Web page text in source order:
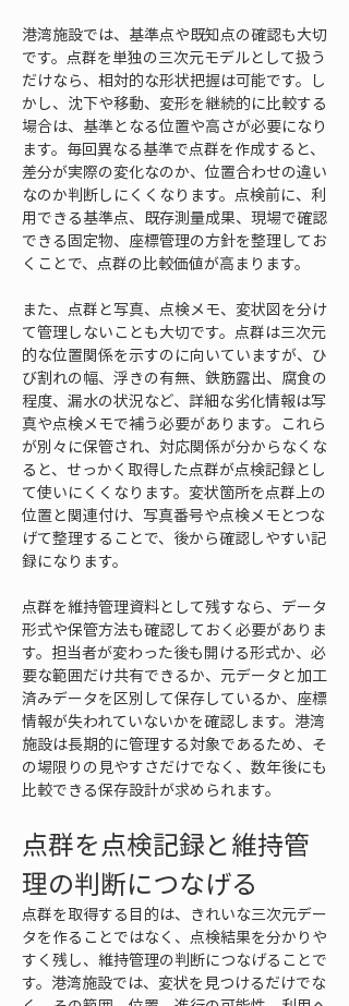
港湾施設では、基準点や既知点の確認も大切
です。点群を単独の三次元モデルとして扱う
だけなら、相対的な形状把握は可能です。し
かし、沈下や移動、変形を継続的に比較する
場合は、基準となる位置や高さが必要になり
ます。毎回異なる基準で点群を作成すると、
差分が実際の変化なのか、位置合わせの違い
なのか判断しにくくなります。点検前に、利
用できる基準点、既存測量成果、現場で確認
できる固定物、座標管理の方針を整理してお
くことで、点群の比較価値が高まります。
また、点群と写真、点検メモ、変状図を分け
て管理しないことも大切です。点群は三次元
的な位置関係を示すのに向いていますが、ひ
び割れの幅、浮きの有無、鉄筋露出、腐食の
程度、漏水の状況など、詳細な劣化情報は写
真や点検メモで補う必要があります。これら
が別々に保管され、対応関係が分からなくな
ると、せっかく取得した点群が点検記録とし
て使いにくくなります。変状箇所を点群上の
位置と関連付け、写真番号や点検メモとつな
げて整理することで、後から確認しやすい記
録になります。
点群を維持管理資料として残すなら、データ
形式や保管方法も確認しておく必要がありま
す。担当者が変わった後も開ける形式か、必
要な範囲だけ共有できるか、元データと加工
済みデータを区別して保存しているか、座標
情報が失われていないかを確認します。港湾
施設は長期的に管理する対象であるため、そ
の場限りの見やすさだけでなく、数年後にも
比較できる保存設計が求められます。
点群を点検記録と維持管
理の判断につなげる
点群を取得する目的は、きれいな三次元デー
タを作ることではなく、点検結果を分かりや
すく残し、維持管理の判断につなげることで
す。港湾施設では、変状を見つけるだけでな